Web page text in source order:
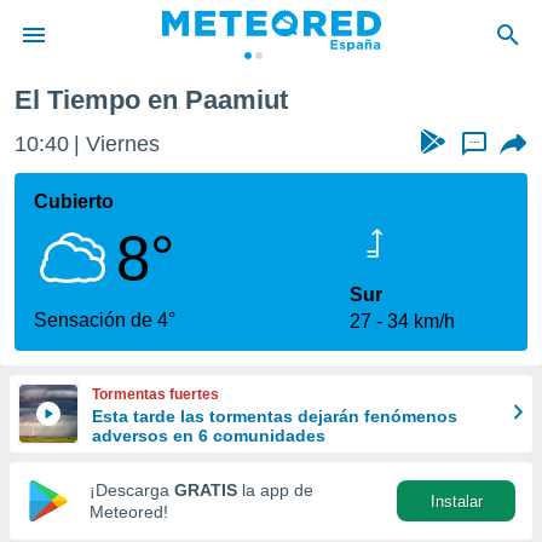
de
por
se
calidad.
a este
las
y
forma
digital
basada
El Tiempo en Paamiut
10:40 Viernes ...
Cubierto
8°
Sensación de 4°
Sur
27
34 km/h
Tormentas fuertes
Esta tarde las tormentas dejarán fenómenos
adversos en 6 comunidades
¡Descarga GRATIS la app de
Meteored!
Instalar